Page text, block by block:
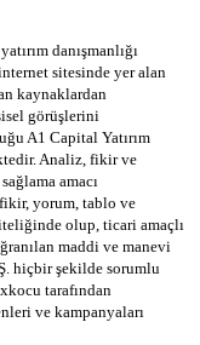
danışmanlığı
sitesinde yer alan
kaynaklardan
görüşlerini
A1 Capital Yatırım
Analiz, fikir ve
amacı
yorum, tablo ve
olup, ticari amaçlı
maddi ve manevi
hiçbir şekilde sorumlu
tarafından
ve kampanyaları